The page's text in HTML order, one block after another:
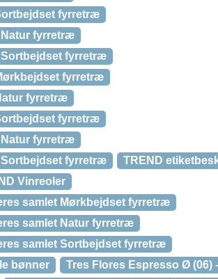
fyrretræ
Natur fyrretræ
Sortbejdset fyrretræ
fyrretræ
fyrretræ
fyrretræ
Natur fyrretræ
Sortbejdset fyrretræ
TREND
Vinreoler
samlet Mørkbejdset fyrretræ
samlet Natur fyrretræ
samlet Sortbejdset fyrretræ
bønner
Tres Flores Espresso Ø (06)